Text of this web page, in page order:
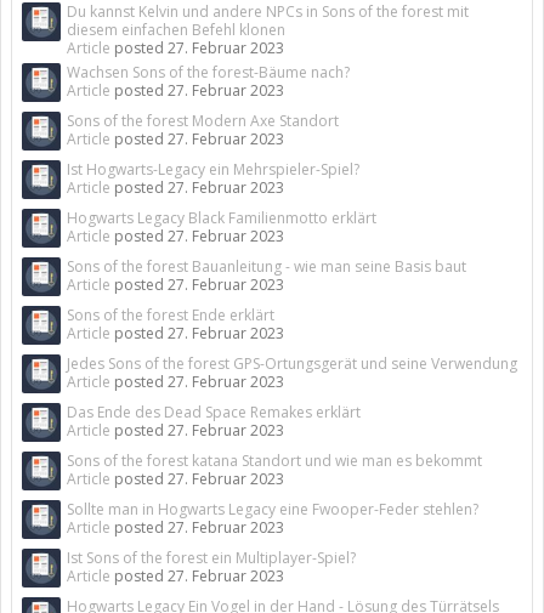
Du kannst Kelvin und andere NPCs in Sons of the forest mit
diesem einfachen Befehl klonen
Article posted 27. Februar 2023
Wachsen Sons of the forest-Bäume nach?
Article posted 27. Februar 2023
Sons of the forest Modern Axe Standort
Article posted 27. Februar 2023
Ist Hogwarts-Legacy ein Mehrspieler-Spiel?
Article posted 27. Februar 2023
Hogwarts Legacy Black Familienmotto erklärt
Article posted 27. Februar 2023
Sons of the forest Bauanleitung - wie man seine Basis baut
Article posted 27. Februar 2023
Sons of the forest Ende erklärt
Article posted 27. Februar 2023
Jedes Sons of the forest GPS-Ortungsgerät und seine Verwendung
Article posted 27. Februar 2023
Das Ende des Dead Space Remakes erklärt
Article posted 27. Februar 2023
Sons of the forest katana Standort und wie man es bekommt
Article posted 27. Februar 2023
Sollte man in Hogwarts Legacy eine Fwooper-Feder stehlen?
Article posted 27. Februar 2023
Ist Sons of the forest ein Multiplayer-Spiel?
Article posted 27. Februar 2023
Hogwarts Legacy Ein Vogel in der Hand - Lösung des Türrätsels